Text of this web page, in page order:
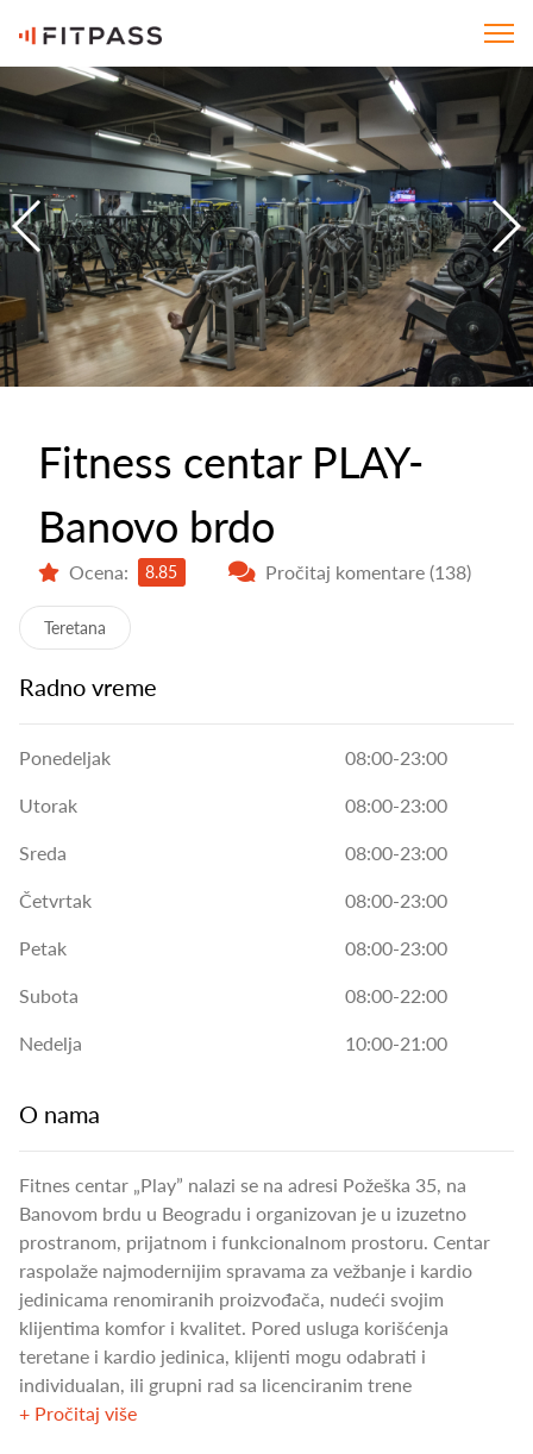
Fitness centar PLAY-
Banovo brdo
Ocena: 8.85 Pročitaj komentare (138)
Teretana
Radno vreme
Ponedeljak 08:00-23:00
Utorak 08:00-23:00
Sreda 08:00-23:00
Četvrtak 08:00-23:00
Petak 08:00-23:00
Subota 08:00-22:00
Nedelja 10:00-21:00
O nama
Fitnes centar „Play” nalazi se na adresi Požeška 35, na
Banovom brdu u Beogradu i organizovan je u izuzetno
prostranom, prijatnom i funkcionalnom prostoru. Centar
raspolaže najmodernijim spravama za vežbanje i kardio
jedinicama renomiranih proizvođača, nudeći svojim
klijentima komfor i kvalitet. Pored usluga korišćenja
teretane i kardio jedinica, klijenti mogu odabrati i
individualan, ili grupni rad sa licenciranim trene
+ Pročitaj više